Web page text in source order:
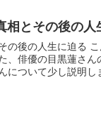
相とその後の人
、皆さん。今日は、日本のエンターテイ
優の目黒蓮さんの離婚
について少し説明し